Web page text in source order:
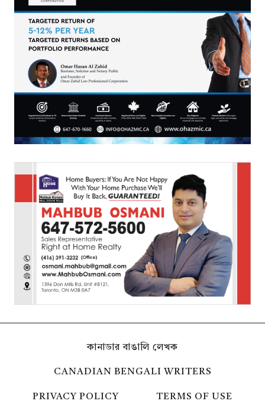
কানাডার বাঙালি লেখক
CANADIAN BENGALI WRITERS
PRIVACY POLICY TERMS OF USE